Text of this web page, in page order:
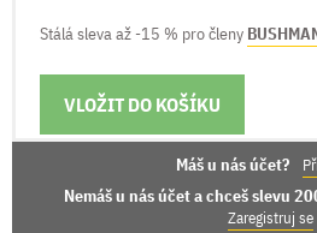
Stálá sleva až -15 % pro členy
VLOŽIT DO KOŠÍKU
MOŽNOSTI DORUČENÍ
Máš u nás účet?
Nemáš u nás účet a chceš slevu
Zaregistruj se